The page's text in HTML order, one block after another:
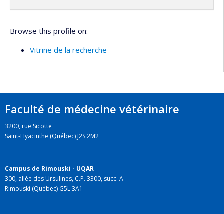
Browse this profile on:
Vitrine de la recherche
Faculté de médecine vétérinaire
3200, rue Sicotte
Saint-Hyacinthe (Québec) J2S 2M2
Campus de Rimouski - UQAR
300, allée des Ursulines, C.P. 3300, succ. A
Rimouski (Québec) G5L 3A1